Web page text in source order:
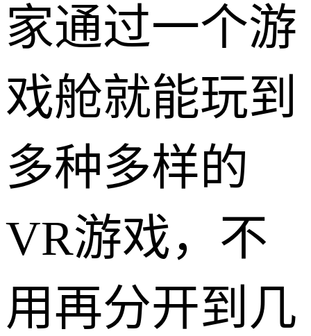
家通过一个游
戏舱就能玩到
多种多样的
VR游戏，不
用再分开到几